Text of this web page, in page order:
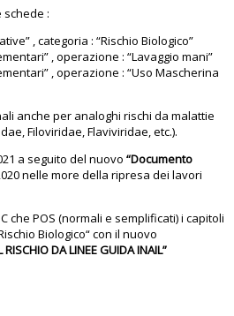
:
, categoria : “Rischio Biologico”
, operazione : “Lavaggio mani”
, operazione : “Uso Mascherina
anche per analoghi rischi da malattie
Filoviridae, Flaviviridae, etc.).
a seguito del nuovo “Documento
nelle more della ripresa dei lavori
che POS (normali e semplificati) i capitoli
Biologico“ con il nuovo
RISCHIO DA LINEE GUIDA INAIL”